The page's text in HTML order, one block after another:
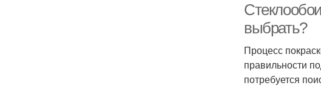
выбрать?
Процесс
правильности
потребуется